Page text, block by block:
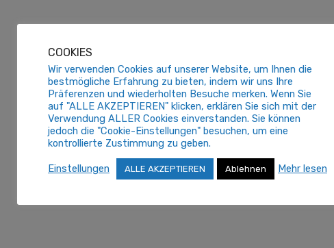
COOKIES
Wir verwenden Cookies auf unserer Website, um Ihnen die
bestmögliche Erfahrung zu bieten, indem wir uns Ihre
Präferenzen und wiederholten Besuche merken. Wenn Sie
auf "ALLE AKZEPTIEREN" klicken, erklären Sie sich mit der
Verwendung ALLER Cookies einverstanden. Sie können
jedoch die "Cookie-Einstellungen" besuchen, um eine
kontrollierte Zustimmung zu geben.
Einstellungen ALLE AKZEPTIEREN Ablehnen Mehr lesen